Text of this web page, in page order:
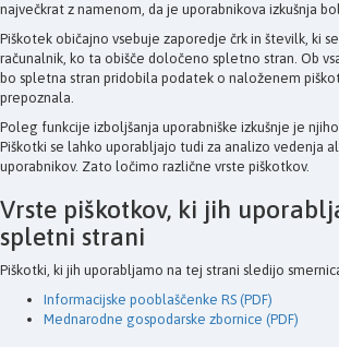
največkrat z namenom, da je uporabnikova izkušnja
Piškotek običajno vsebuje zaporedje črk in številk, ki
računalnik, ko ta obišče določeno spletno stran. Ob
bo spletna stran pridobila podatek o naloženem
prepoznala.
Poleg funkcije izboljšanja uporabniške izkušnje je
Piškotki se lahko uporabljajo tudi za analizo vedenja
uporabnikov. Zato ločimo različne vrste piškotkov.
Vrste piškotkov, ki jih
spletni strani
Piškotki, ki jih uporabljamo na tej strani sledijo
Informacijske pooblaščenke RS (PDF)
Mednarodne gospodarske zbornice (PDF)